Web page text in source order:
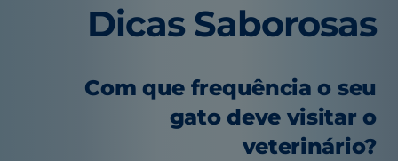
Dicas Saborosas
Com que frequência o seu
gato deve visitar o
veterinário?